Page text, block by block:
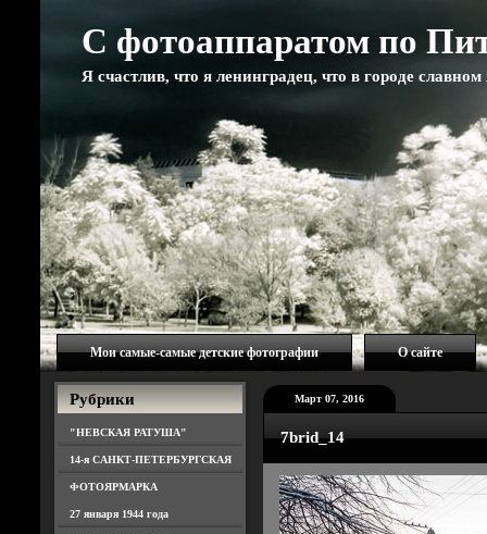
С фотоаппаратом по
Я счастлив, что я ленинградец, что в городе
Мои самые-самые детские фотографии О сайте
Рубрики
"НЕВСКАЯ РАТУША"
14-я САНКТ-ПЕТЕРБУРГСКАЯ
ФОТОЯРМАРКА
27 января 1944 года
Март 07, 2016
7brid_14